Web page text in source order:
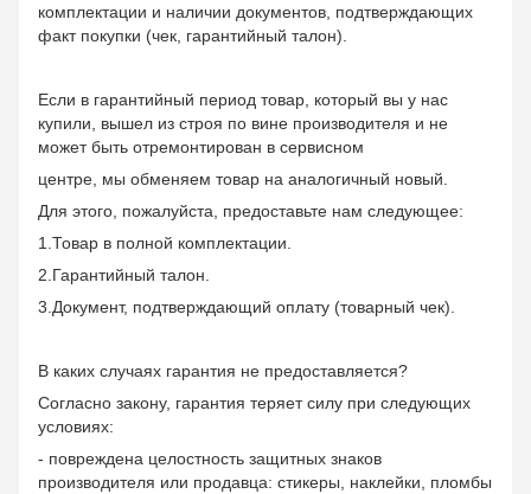
комплектации и наличии документов, подтверждающих
факт покупки (чек, гарантийный талон).
Если в гарантийный период товар, который вы у нас
купили, вышел из строя по вине производителя и не
может быть отремонтирован в сервисном
центре, мы обменяем товар на аналогичный новый.
Для этого, пожалуйста, предоставьте нам следующее:
1.Товар в полной комплектации.
2.Гарантийный талон.
3.Документ, подтверждающий оплату (товарный чек).
В каких случаях гарантия не предоставляется?
Согласно закону, гарантия теряет силу при следующих
условиях:
- повреждена целостность защитных знаков
производителя или продавца: стикеры, наклейки, пломбы